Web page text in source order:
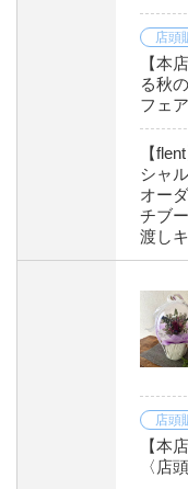
店頭
【本
る秋
フェア
【
シャ
オー
チブ
渡し
店頭
【本
〈店